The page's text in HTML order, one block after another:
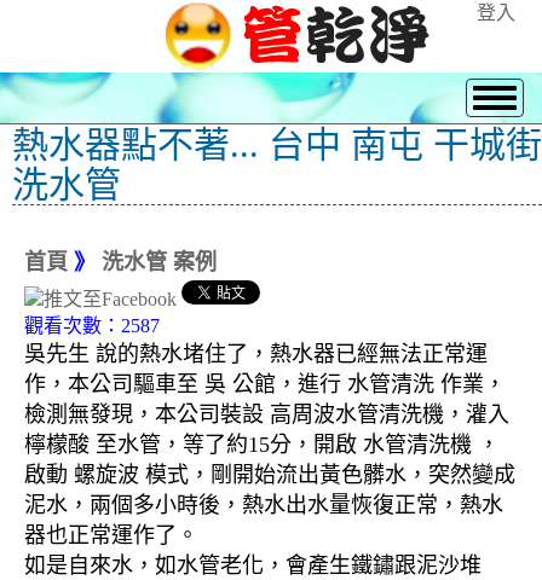
登入
熱水器點不著... 台中 南屯 干城街
洗水管
首頁 》 洗水管 案例
觀看次數：2587
吳先生 說的熱水堵住了，熱水器已經無法正常運
作，本公司驅車至 吳 公館，進行 水管清洗 作業，
檢測無發現，本公司裝設 高周波水管清洗機，灌入
檸檬酸 至水管，等了約15分，開啟 水管清洗機 ，
啟動 螺旋波 模式，剛開始流出黃色髒水，突然變成
泥水，兩個多小時後，熱水出水量恢復正常，熱水
器也正常運作了。
如是自來水，如水管老化，會產生鐵鏽跟泥沙堆